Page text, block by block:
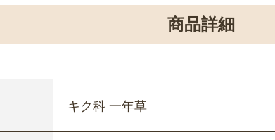
商品詳細
キク科 一年草